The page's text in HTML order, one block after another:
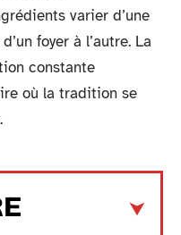
varier d’une
foyer à l’autre. La
constante
où la tradition se